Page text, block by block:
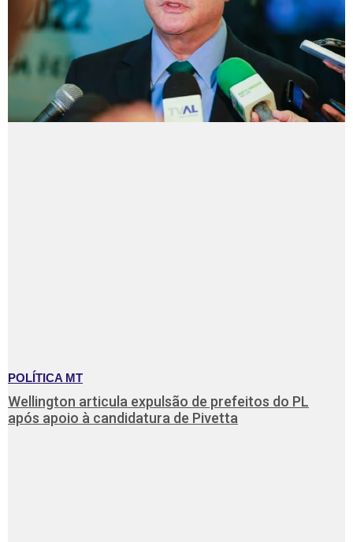
POLÍTICA MT
Wellington articula expulsão de prefeitos do PL
após apoio à candidatura de Pivetta